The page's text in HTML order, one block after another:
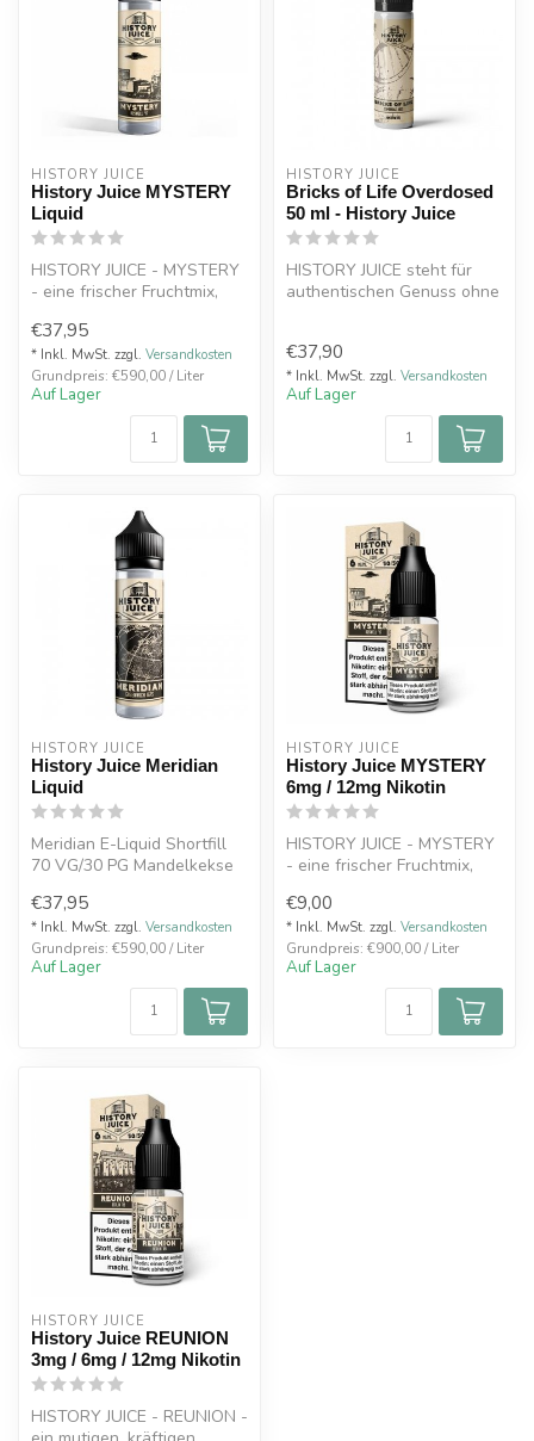
HISTORY JUICE
History Juice MYSTERY
Liquid
HISTORY JUICE - MYSTERY
- eine frischer Fruchtmix,
€37,95
* Inkl. MwSt. zzgl. Versandkosten
Grundpreis: €590,00 / Liter
Auf Lager
HISTORY JUICE
Bricks of Life Overdosed
50 ml - History Juice
HISTORY JUICE steht für
authentischen Genuss ohne
€37,90
* Inkl. MwSt. zzgl. Versandkosten
Auf Lager
HISTORY JUICE
History Juice Meridian
Liquid
Meridian E-Liquid Shortfill
70 VG/30 PG Mandelkekse
Himb...
€37,95
* Inkl. MwSt. zzgl. Versandkosten
Grundpreis: €590,00 / Liter
Auf Lager
HISTORY JUICE
History Juice MYSTERY
6mg / 12mg Nikotin
HISTORY JUICE - MYSTERY
- eine frischer Fruchtmix,
€9,00
* Inkl. MwSt. zzgl. Versandkosten
Grundpreis: €900,00 / Liter
Auf Lager
HISTORY JUICE
History Juice REUNION
3mg / 6mg / 12mg Nikotin
HISTORY JUICE - REUNION -